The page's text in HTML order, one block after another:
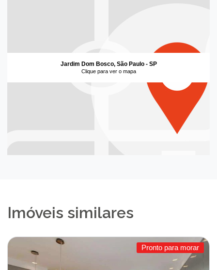
Jardim Dom Bosco, São Paulo - SP
Clique para ver o mapa
Imóveis similares
Pronto para morar